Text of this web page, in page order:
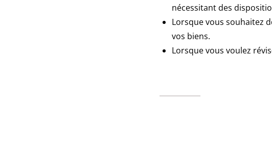
nécessitant des
Lorsque vous souhaitez
vos biens.
Lorsque vous voulez